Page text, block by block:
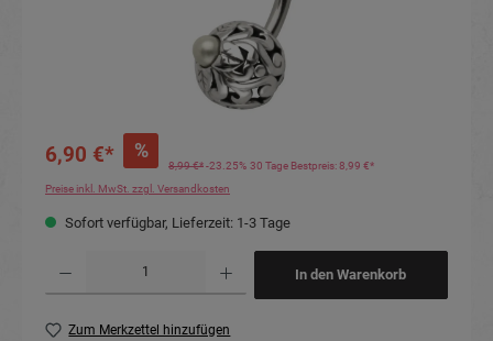
6,90 €* %
8,99 €*-23.25% 30 Tage Bestpreis: 8,99 €*
Preise inkl. MwSt. zzgl. Versandkosten
Sofort verfügbar, Lieferzeit: 1-3 Tage
In den Warenkorb
Zum Merkzettel hinzufügen